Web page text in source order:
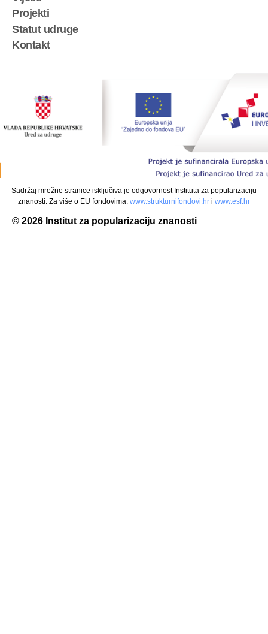
Projekti
Statut udruge
Kontakt
Sadržaj mrežne stranice isključiva je odgovornost Instituta za popularizaciju
znanosti. Za više o EU fondovima: www.strukturnifondovi.hr i www.esf.hr
© 2026 Institut za popularizaciju znanosti